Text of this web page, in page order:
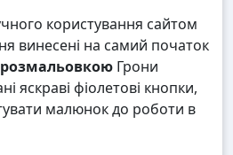
користування сайтом
винесені на самий початок
Грони
яскраві фіолетові кнопки,
малюнок до роботи в